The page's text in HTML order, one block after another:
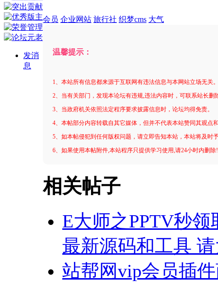
发消
息
会员 企业网站 旅行社 织梦cms 大气
温馨提示：
1、本站所有信息都来源于互联网有违法信息与本网站立场无关
2、当有关部门，发现本论坛有违规,违法内容时，可联系站长删
3、当政府机关依照法定程序要求披露信息时，论坛均得免责。
4、本帖部分内容转载自其它媒体，但并不代表本站赞同其观点
5、如本帖侵犯到任何版权问题，请立即告知本站，本站将及时
6、如果使用本帖附件,本站程序只提供学习使用,请24小时内删
相关帖子
E大师之PPTV秒
最新源码和工具
站帮网vip会员插